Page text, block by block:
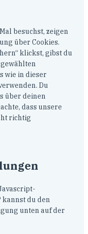
besuchst, zeigen
über Cookies.
klickst, gibst du
wie in dieser
Du
über deinen
dass unsere
richtig
du den
unten auf der